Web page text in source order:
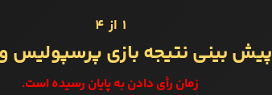
1 از 4
پیش بینی نتیجه بازی پرسپولیس و
زمان رأی دادن به پایان رسیده است.